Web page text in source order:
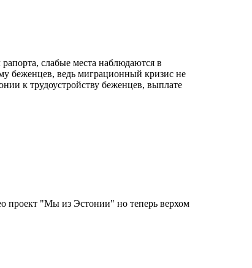
слабые места наблюдаются в
беженцев, ведь миграционный кризис не
к трудоустройству беженцев, выплате
проект "Мы из Эстонии" но теперь верхом